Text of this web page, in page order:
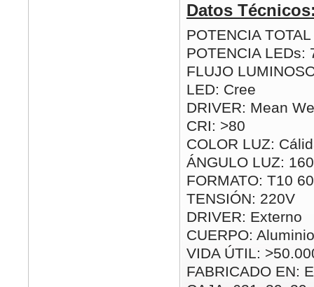
Datos
POTENCIA
POTENCIA LEDs:
FLUJO
LED: Cree
DRIVER: Mean
CRI: >80
COLOR LUZ:
ÁNGULO LUZ:
FORMATO: T10
TENSIÓN: 220V
DRIVER: Externo
CUERPO: Aluminio
VIDA ÚTIL:
FABRICADO EN: